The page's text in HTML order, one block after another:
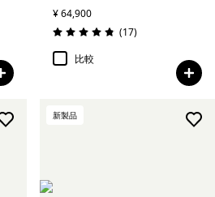
¥ 64,900
評価: 4.8 / 5
(17レビュー
)
比較
新製品